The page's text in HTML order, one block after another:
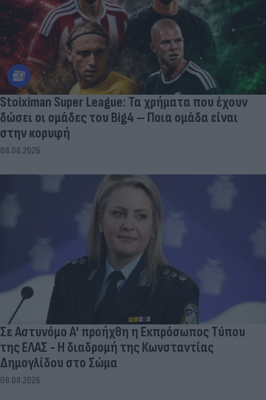
Stoiximan Super League: Τα χρήματα που έχουν
δώσει οι ομάδες του Big4 – Ποια ομάδα είναι
στην κορυφή
08.08.2026
Σε Αστυνόμο Α' προήχθη η Εκπρόσωπος Τύπου
της ΕΛΑΣ - Η διαδρομή της Κωνσταντίας
Δημογλίδου στο Σώμα
08.08.2026